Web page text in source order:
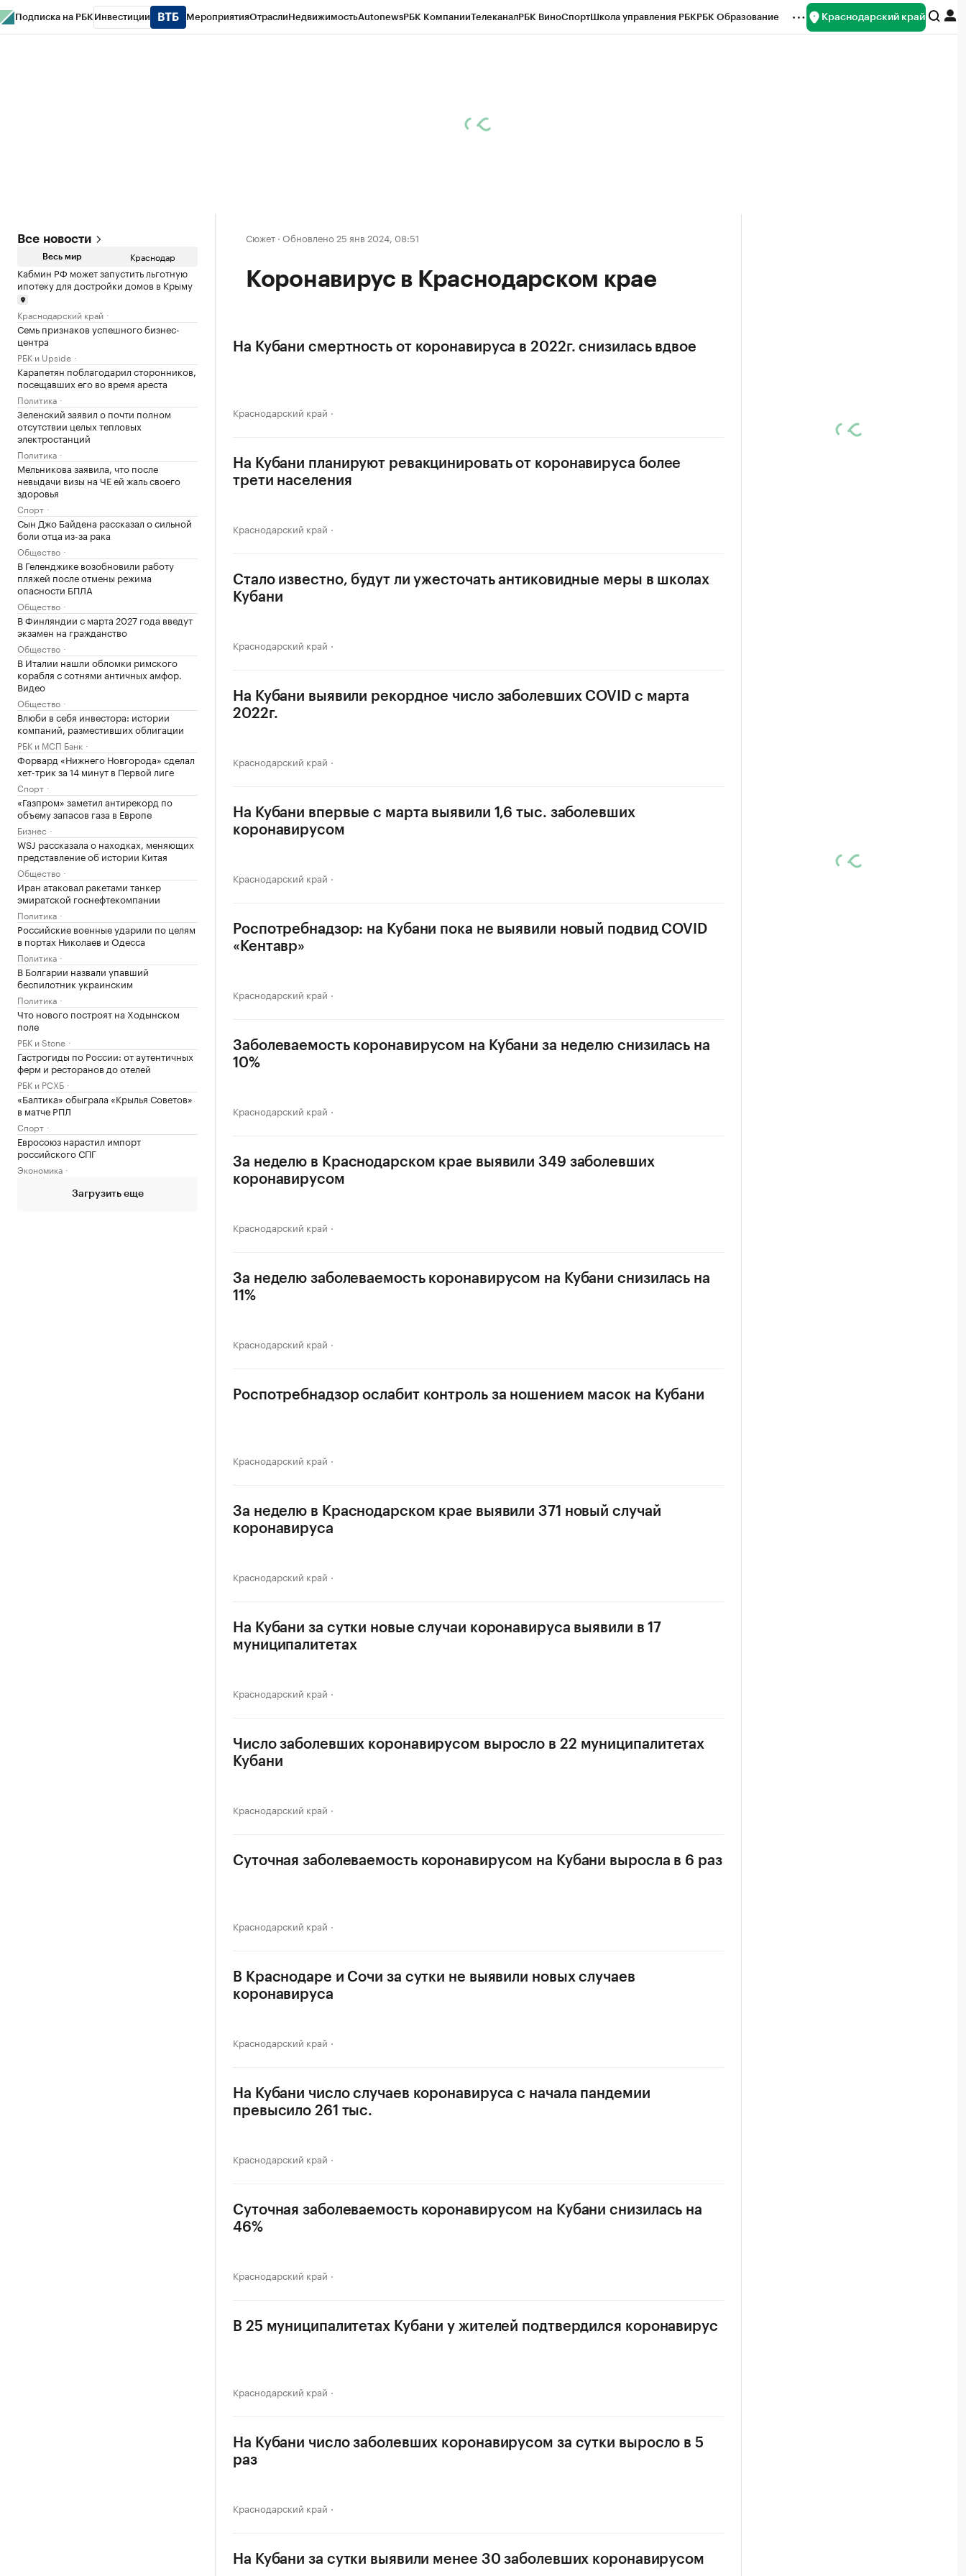
Подписка на РБК Инвестиции МероприятияОтраслиНедвижимостьAutonewsРБК КомпанииТелеканалРБК ВиноСпортШкола управления РБКРБК Образование Краснодарский край
Все новости
Весь мир Краснодар
Кабмин РФ может запустить льготную
ипотеку для достройки домов в Крыму
Краснодарский край
Семь признаков успешного бизнес-
центра
РБК и Upside
Карапетян поблагодарил сторонников,
посещавших его во время ареста
Политика
Зеленский заявил о почти полном
отсутствии целых тепловых
электростанций
Политика
Мельникова заявила, что после
невыдачи визы на ЧЕ ей жаль своего
здоровья
Спорт
Сын Джо Байдена рассказал о сильной
боли отца из-за рака
Общество
В Геленджике возобновили работу
пляжей после отмены режима
опасности БПЛА
Общество
В Финляндии с марта 2027 года введут
экзамен на гражданство
Общество
В Италии нашли обломки римского
корабля с сотнями античных амфор.
Видео
Общество
Влюби в себя инвестора: истории
компаний, разместивших облигации
РБК и МСП Банк
Форвард «Нижнего Новгорода» сделал
хет-трик за 14 минут в Первой лиге
Спорт
«Газпром» заметил антирекорд по
объему запасов газа в Европе
Бизнес
WSJ рассказала о находках, меняющих
представление об истории Китая
Общество
Иран атаковал ракетами танкер
эмиратской госнефтекомпании
Политика
Российские военные ударили по целям
в портах Николаев и Одесса
Политика
В Болгарии назвали упавший
беспилотник украинским
Политика
Что нового построят на Ходынском
поле
РБК и Stone
Гастрогиды по России: от аутентичных
ферм и ресторанов до отелей
РБК и РСХБ
«Балтика» обыграла «Крылья Советов»
в матче РПЛ
Спорт
Евросоюз нарастил импорт
российского СПГ
Экономика
Загрузить еще
Сюжет · Обновлено 25 янв 2024, 08:51
Коронавирус в Краснодарском крае
На Кубани смертность от коронавируса в 2022г. снизилась вдвое
Краснодарский край
На Кубани планируют ревакцинировать от коронавируса более
трети населения
Краснодарский край
Стало известно, будут ли ужесточать антиковидные меры в школах
Кубани
Краснодарский край
На Кубани выявили рекордное число заболевших COVID с марта
2022г.
Краснодарский край
На Кубани впервые с марта выявили 1,6 тыс. заболевших
коронавирусом
Краснодарский край
Роспотребнадзор: на Кубани пока не выявили новый подвид COVID
«Кентавр»
Краснодарский край
Заболеваемость коронавирусом на Кубани за неделю снизилась на
10%
Краснодарский край
За неделю в Краснодарском крае выявили 349 заболевших
коронавирусом
Краснодарский край
За неделю заболеваемость коронавирусом на Кубани снизилась на
11%
Краснодарский край
Роспотребнадзор ослабит контроль за ношением масок на Кубани
Краснодарский край
За неделю в Краснодарском крае выявили 371 новый случай
коронавируса
Краснодарский край
На Кубани за сутки новые случаи коронавируса выявили в 17
муниципалитетах
Краснодарский край
Число заболевших коронавирусом выросло в 22 муниципалитетах
Кубани
Краснодарский край
Суточная заболеваемость коронавирусом на Кубани выросла в 6 раз
Краснодарский край
В Краснодаре и Сочи за сутки не выявили новых случаев
коронавируса
Краснодарский край
На Кубани число случаев коронавируса с начала пандемии
превысило 261 тыс.
Краснодарский край
Суточная заболеваемость коронавирусом на Кубани снизилась на
46%
Краснодарский край
В 25 муниципалитетах Кубани у жителей подтвердился коронавирус
Краснодарский край
На Кубани число заболевших коронавирусом за сутки выросло в 5
раз
Краснодарский край
На Кубани за сутки выявили менее 30 заболевших коронавирусом